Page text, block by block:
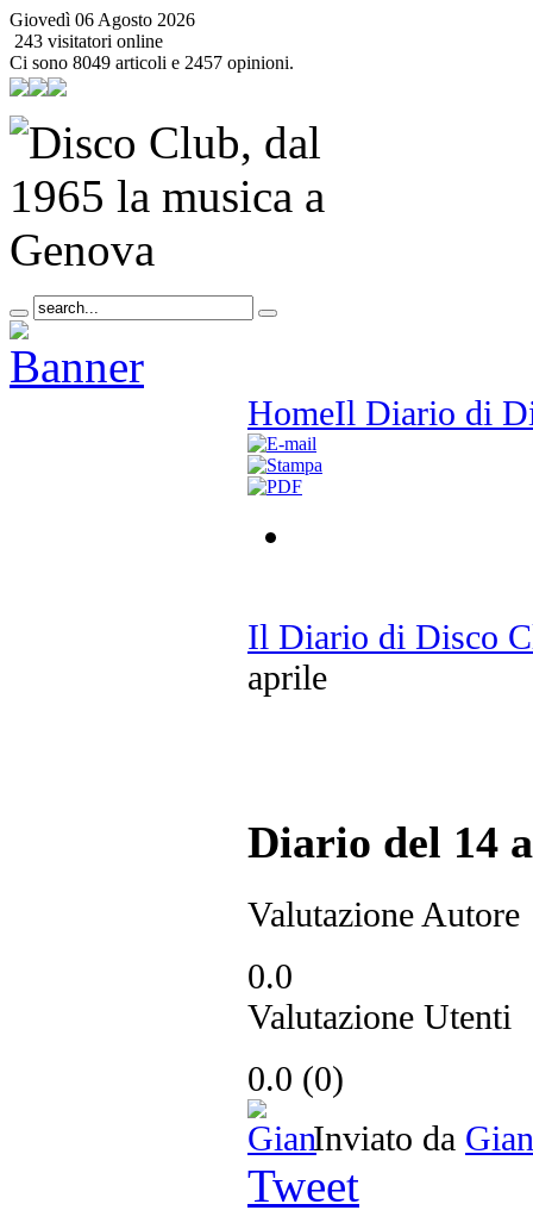
Giovedì 06 Agosto 2026
243 visitatori online
Ci sono 8049 articoli e 2457 opinioni.
HomeIl Diario di
Il Diario di Disco
aprile
Diario del 14
Valutazione Autore
0.0
Valutazione Utenti
0.0 (0)
Inviato da Gian
Tweet